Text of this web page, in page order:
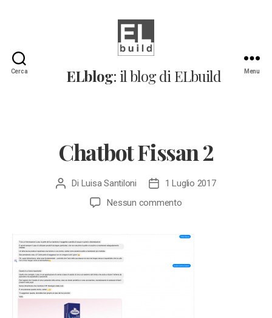
Cerca
Il
blog
ELblog: il blog di ELbuild Menu
Chatbot Fissan 2
Autore
Di Luisa Santiloni
Data
dell'articolo
1 Luglio 2017
Nessun commentosu
2